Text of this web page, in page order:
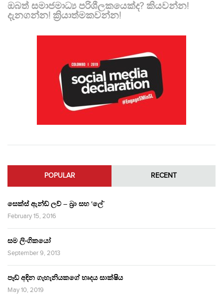
ඔබත් සමාජමාධ්‍ය පරිශීලකයෙක්ද? කියවන්න!
දැනගන්න! ක්‍රියාත්මකවන්න!
POPULAR RECENT
සෙක්ස් ඇන්ඩ් ලව් – බ්‍රා සහ ‘ලේ’
February 15, 2016
සම ලිංගිකයෝ
September 9, 2013
පෑඩ් අඳින ගැහැනියකගේ හෘදය සාක්ෂිය
May 10, 2019